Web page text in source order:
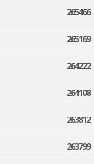
265466
265169
264222
264108
263812
263799